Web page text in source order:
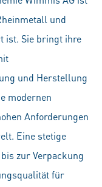
und
ist. Sie bringt ihre
und Herstellung
modernen
Anforderungen
Eine stetige
zur Verpackung
für